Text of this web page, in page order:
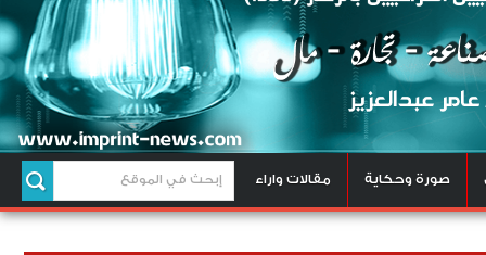
صورة وحكاية مقالات واراء